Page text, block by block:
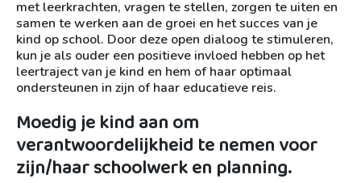
met leerkrachten, vragen te stellen, zorgen te uiten en
samen te werken aan de groei en het succes van je
kind op school. Door deze open dialoog te stimuleren,
kun je als ouder een positieve invloed hebben op het
leertraject van je kind en hem of haar optimaal
ondersteunen in zijn of haar educatieve reis.
Moedig je kind aan om
verantwoordelijkheid te nemen voor
zijn/haar schoolwerk en planning.